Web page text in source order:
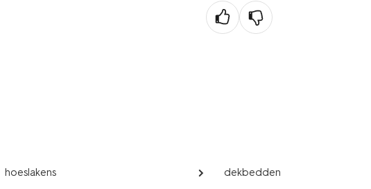
hoeslakens dekbedden